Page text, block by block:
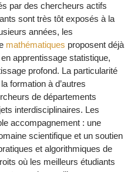
par des chercheurs actifs
sont très tôt exposés à la
années, les
mathématiques proposent déjà
apprentissage statistique,
profond. La particularité
formation à d’autres
de départements
interdisciplinaires. Les
accompagnement : une
scientifique et un soutien
et algorithmiques de
où les meilleurs étudiants